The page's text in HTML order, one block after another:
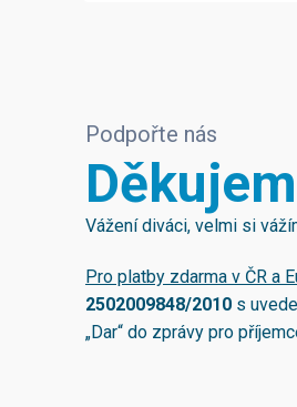
Podpořte nás
Vážení diváci, velmi si
Pro platby zdarma v ČR a
2502009848/2010 s
„Dar“ do zprávy pro